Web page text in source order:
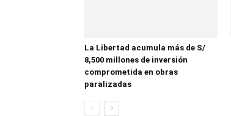
La Libertad acumula más de S/
8,500 millones de inversión
comprometida en obras
paralizadas